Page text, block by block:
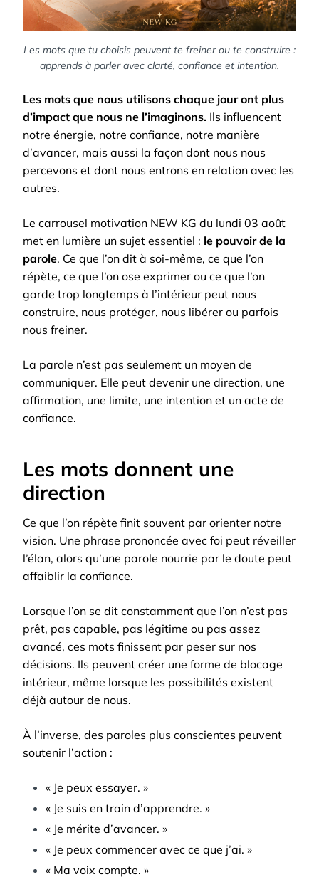
Les mots que tu choisis peuvent te freiner ou te construire :
apprends à parler avec clarté, confiance et intention.
Les mots que nous utilisons chaque jour ont plus
d’impact que nous ne l’imaginons. Ils influencent
notre énergie, notre confiance, notre manière
d’avancer, mais aussi la façon dont nous nous
percevons et dont nous entrons en relation avec les
autres.
Le carrousel motivation NEW KG du lundi 03 août
met en lumière un sujet essentiel : le pouvoir de la
parole. Ce que l’on dit à soi-même, ce que l’on
répète, ce que l’on ose exprimer ou ce que l’on
garde trop longtemps à l’intérieur peut nous
construire, nous protéger, nous libérer ou parfois
nous freiner.
La parole n’est pas seulement un moyen de
communiquer. Elle peut devenir une direction, une
affirmation, une limite, une intention et un acte de
confiance.
Les mots donnent une
direction
Ce que l’on répète finit souvent par orienter notre
vision. Une phrase prononcée avec foi peut réveiller
l’élan, alors qu’une parole nourrie par le doute peut
affaiblir la confiance.
Lorsque l’on se dit constamment que l’on n’est pas
prêt, pas capable, pas légitime ou pas assez
avancé, ces mots finissent par peser sur nos
décisions. Ils peuvent créer une forme de blocage
intérieur, même lorsque les possibilités existent
déjà autour de nous.
À l’inverse, des paroles plus conscientes peuvent
soutenir l’action :
« Je peux essayer. »
« Je suis en train d’apprendre. »
« Je mérite d’avancer. »
« Je peux commencer avec ce que j’ai. »
« Ma voix compte. »